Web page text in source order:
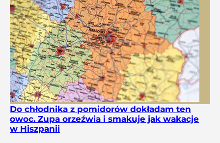
Do chłodnika z pomidorów dokładam ten
owoc. Zupa orzeźwia i smakuje jak wakacje
w Hiszpanii